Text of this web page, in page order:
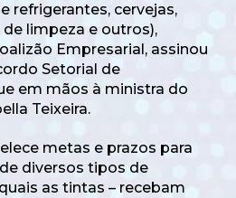
refrigerantes, cervejas,
limpeza e outros),
Empresarial, assinou
Setorial de
em mãos à ministra do
Teixeira.
metas e prazos para
diversos tipos de
as tintas – recebam